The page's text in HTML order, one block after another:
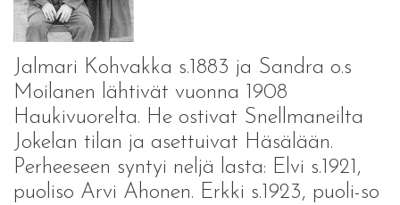
Jalmari Kohvakka s.1883 ja Sandra o.s
Moilanen lähtivät vuonna 1908
Haukivuorelta. He ostivat Snellmaneilta
Jokelan tilan ja asettuivat Häsälään.
Perheeseen syntyi neljä lasta: Elvi s.1921,
puoliso Arvi Ahonen. Erkki s.1923, puoli-so